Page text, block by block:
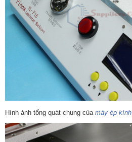
Hình ảnh tổng quát chung của máy ép kính